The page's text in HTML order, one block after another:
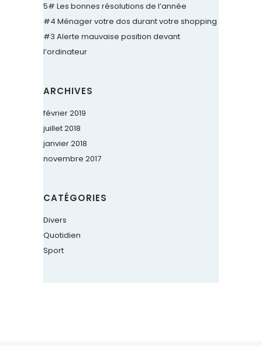
5# Les bonnes résolutions de l’année
#4 Ménager votre dos durant votre shopping
#3 Alerte mauvaise position devant
l’ordinateur
ARCHIVES
février 2019
juillet 2018
janvier 2018
novembre 2017
CATÉGORIES
Divers
Quotidien
Sport